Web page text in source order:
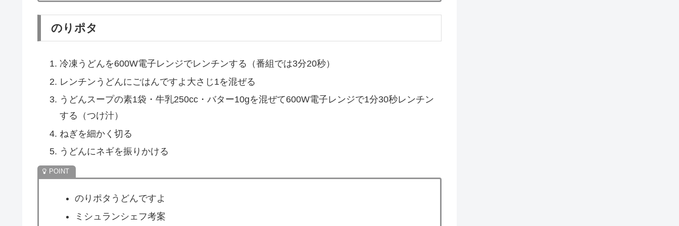
だし味噌釜玉
冷凍うどんを600W電子レンジでレンチンする（番組では3分20秒）
丼に卵を割り入れる
卵を黄身と白身に分ける
出汁入り味噌大さじ1/2を卵白で溶く
レンチンうどんを入れて混ぜる
卵黄をのせる
ネギ・海苔・七味唐辛子等はお好みでトッピング
だし味噌釜玉うどん